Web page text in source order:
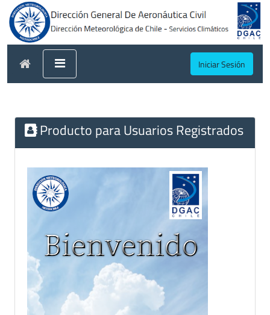
Iniciar Sesión
Producto para Usuarios Registrados